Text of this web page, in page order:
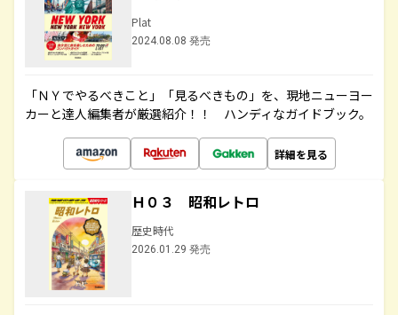
Plat
2024.08.08 発売
「ＮＹでやるべきこと」「見るべきもの」を、現地ニューヨー
カーと達人編集者が厳選紹介！！ ハンディなガイドブック。
詳細を見る
Ｈ０３ 昭和レトロ
歴史時代
2026.01.29 発売